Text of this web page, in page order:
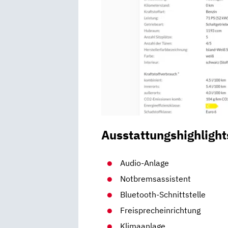
Audio-Anlage
Notbremsassistent
Bluetooth-Schnittstelle
Freisprecheinrichtung